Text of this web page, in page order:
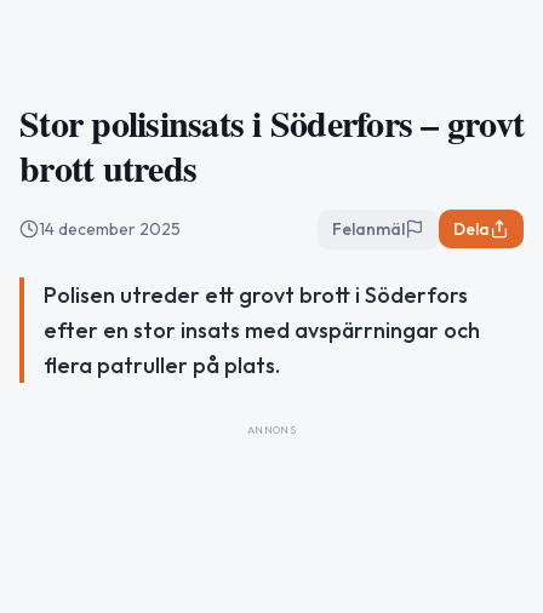
Stor polisinsats i Söderfors – grovt
brott utreds
14 december 2025 Felanmäl Dela
Polisen utreder ett grovt brott i Söderfors
efter en stor insats med avspärrningar och
flera patruller på plats.
ANNONS